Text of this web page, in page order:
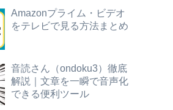
Amazonプライム・ビデオ
をテレビで見る方法まとめ
音読さん（ondoku3）徹底
解説｜文章を一瞬で音声化
できる便利ツール